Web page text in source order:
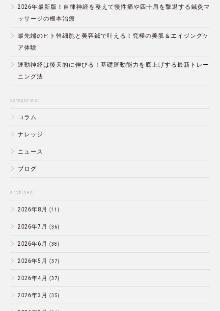
2026年最新版！自律神経を整えて慢性痛や四十肩を撃退する鍼灸マ
ッサージの根本治療
最先端のヒト幹細胞と美容鍼で叶える！究極の美肌＆エイジングケ
ア体験
運動神経は後天的に伸びる！基礎運動能力を底上げする最新トレー
ニング法
categories:
コラム
ナレッジ
ニュース
ブログ
archives:
2026年8月 (11)
2026年7月 (36)
2026年6月 (38)
2026年5月 (37)
2026年4月 (37)
2026年3月 (35)